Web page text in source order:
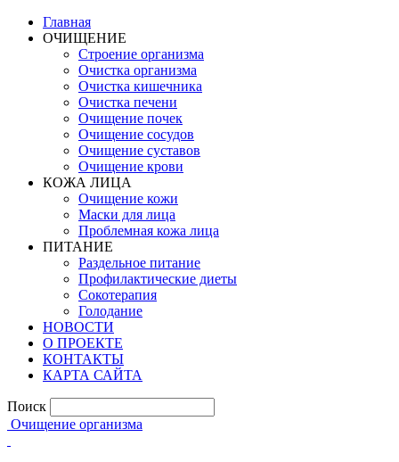
Главная
ОЧИЩЕНИЕ
Строение организма
Очистка организма
Очистка кишечника
Очистка печени
Очищение почек
Очищение сосудов
Очищение суставов
Очищение крови
КОЖА ЛИЦА
Очищение кожи
Маски для лица
Проблемная кожа лица
ПИТАНИЕ
Раздельное питание
Профилактические диеты
Сокотерапия
Голодание
НОВОСТИ
О ПРОЕКТЕ
КОНТАКТЫ
КАРТА САЙТА
Поиск
Очищение организма